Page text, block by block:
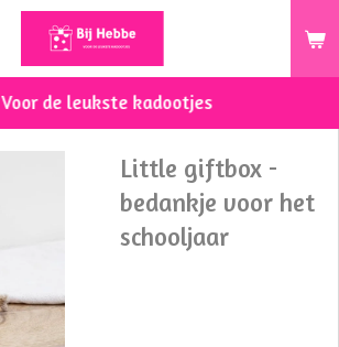
Voor de leukste kadootjes
Little giftbox -
bedankje voor het
schooljaar